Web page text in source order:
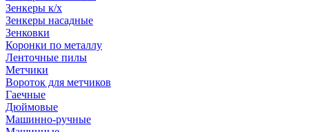
Зенкеры к/х
Зенкеры насадные
Зенковки
Коронки по металлу
Ленточные пилы
Метчики
Вороток для метчиков
Гаечные
Дюймовые
Машинно-ручные